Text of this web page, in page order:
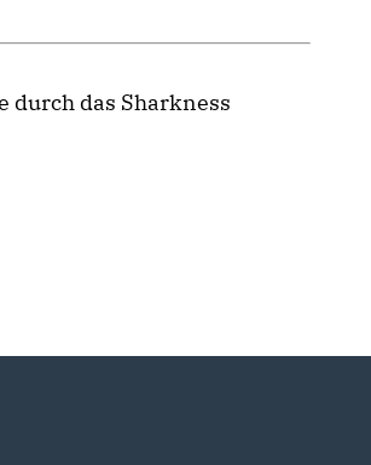
durch das Sharkness